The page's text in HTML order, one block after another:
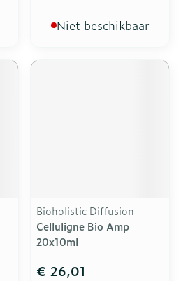
Niet beschikbaar
Bioholistic Diffusion
Celluligne Bio Amp
20x10ml
€ 26,01